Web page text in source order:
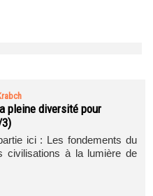
pleine diversité pour
ici : Les fondements du
civilisations à la lumière de